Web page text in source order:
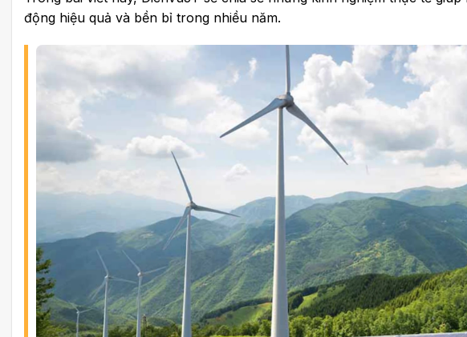
động hiệu quả và bền bỉ trong nhiều năm.